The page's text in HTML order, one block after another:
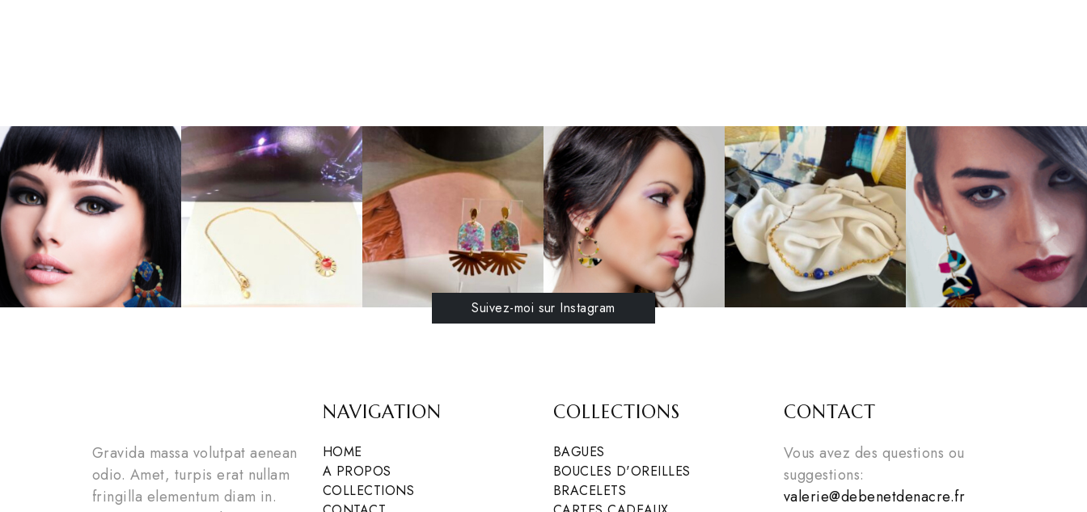
Suivez-moi sur Instagram
Gravida massa volutpat aenean
odio. Amet, turpis erat nullam
fringilla elementum diam in.
NAVIGATION
HOME
A PROPOS
COLLECTIONS
COLLECTIONS
BAGUES
BOUCLES D'OREILLES
BRACELETS
CONTACT
Vous avez des questions ou
suggestions:
valerie@debenetdenacre.fr